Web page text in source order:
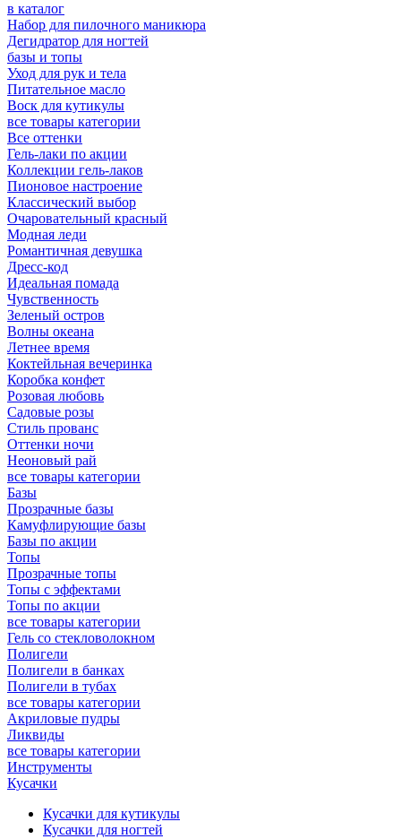
в каталог
Набор для пилочного маникюра
Дегидратор для ногтей
базы и топы
Уход для рук и тела
Питательное масло
Воск для кутикулы
все товары категории
Все оттенки
Гель-лаки по акции
Коллекции гель-лаков
Пионовое настроение
Классический выбор
Очаровательный красный
Модная леди
Романтичная девушка
Дресс-код
Идеальная помада
Чувственность
Зеленый остров
Волны океана
Летнее время
Коктейльная вечеринка
Коробка конфет
Розовая любовь
Садовые розы
Стиль прованс
Оттенки ночи
Неоновый рай
все товары категории
Базы
Прозрачные базы
Камуфлирующие базы
Базы по акции
Топы
Прозрачные топы
Топы с эффектами
Топы по акции
все товары категории
Гель со стекловолокном
Полигели
Полигели в банках
Полигели в тубах
все товары категории
Акриловые пудры
Ликвиды
все товары категории
Инструменты
Кусачки
Кусачки для кутикулы
Кусачки для ногтей